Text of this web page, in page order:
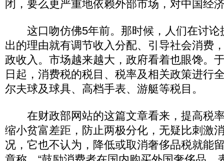
闭，要么更严重地依赖外部市场，对中国经
这口吻仿佛5年前。那时候，人们在讨论
出的理由就有调节收入分配、引导社会消费
政收入。市场越来越大，政府看着也眼馋。
日起，消费税的税目、税率及相关政策进行
尔夫球及球具、高档手表、游艇等税目。
在财政部网站的这篇文章看来，提高税
缩小贫富差距，防止两极分化，无疑比刺激
况，它也不认为，降低或取消奢侈品税就能